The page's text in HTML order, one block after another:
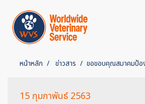
หน้าหลัก ข่าวสาร ขอขอบคุณสมาคมป้อ
15 กุมภาพันธ์ 2563